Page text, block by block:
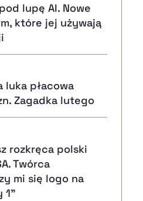
lupę AI. Nowe
które jej używają
luka płacowa
Zagadka lutego
rozkręca polski
Twórca
mi się logo na
1”